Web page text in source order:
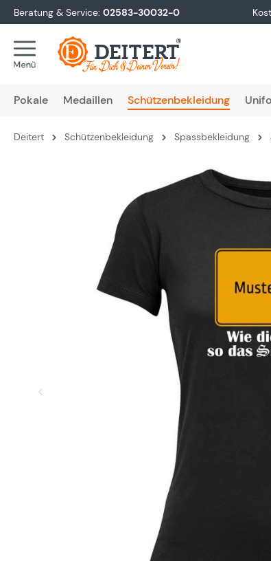
Zur Hauptnavigation springen
Beratung & Service: 02583-30032-0
Pokale Medaillen Schützenbekleidung
Deitert Schützenbekleidung Spassbekleidung